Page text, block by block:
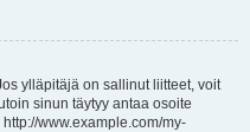
ylläpitäjä on sallinut liitteet, voit
sinun täytyy antaa osoite
www.example.com/my-